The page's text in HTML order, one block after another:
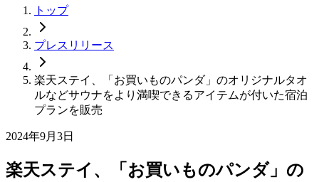
トップ
プレスリリース
楽天ステイ、「お買いものパンダ」のオリジナルタオ
ルなどサウナをより満喫できるアイテムが付いた宿泊
プランを販売
2024年9月3日
楽天ステイ、「お買いものパンダ」の